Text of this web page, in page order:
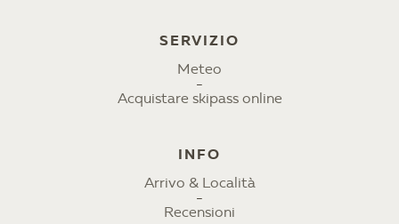
SERVIZIO
Meteo
Acquistare skipass online
INFO
Arrivo & Località
Recensioni